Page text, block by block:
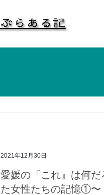
2021年12月30日
愛媛の『これ』は何
た女性たちの記憶①〜